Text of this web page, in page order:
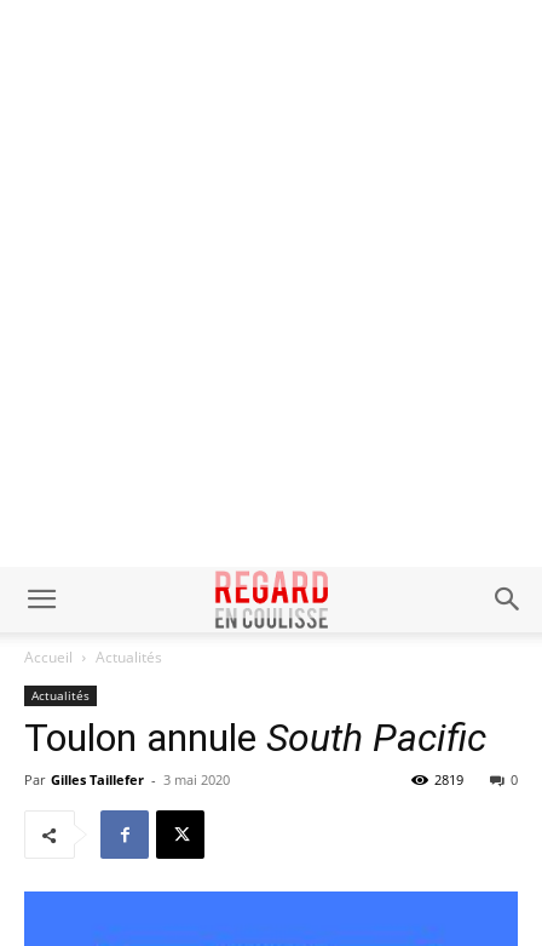
Accueil Actualités
Actualités
Toulon annule South Pacific
Par Gilles Taillefer - 3 mai 2020 0
2819